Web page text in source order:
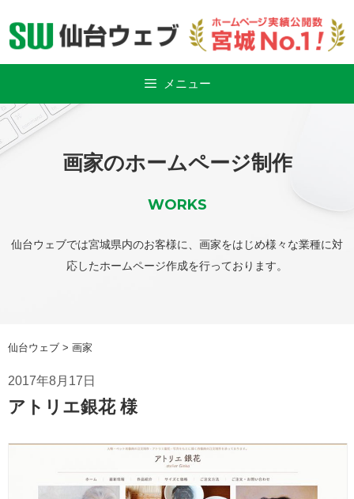
メニュー
画家のホームページ制作
WORKS
仙台ウェブでは宮城県内のお客様に、画家をはじめ様々な業種に対
応したホームページ作成を行っております。
仙台ウェブ > 画家
2017年8月17日
アトリエ銀花 様